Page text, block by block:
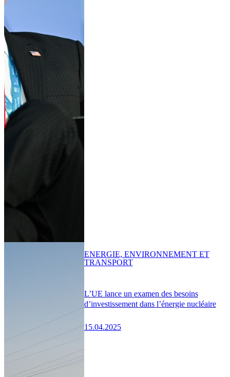
L’UE lance un examen des besoins
d’investissement dans l’énergie nucléaire
15.04.2025
ENERGIE, ENVIRONNEMENT ET
TRANSPORT